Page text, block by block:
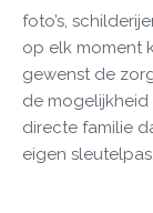
foto’s,
op elk moment
gewenst de
de mogelijkheid
directe familie
eigen sleutelpas.